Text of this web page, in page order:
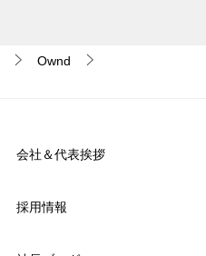
Ownd
会社＆代表挨拶
採用情報